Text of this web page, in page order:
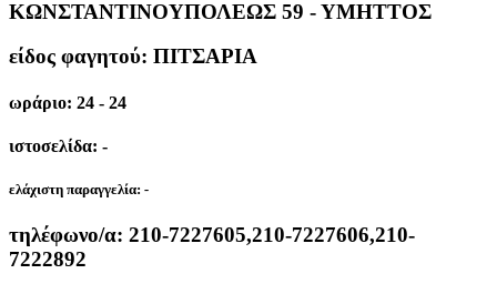
ΚΩΝΣΤΑΝΤΙΝΟΥΠΟΛΕΩΣ 59 - ΥΜΗΤΤΟΣ
είδος φαγητού: ΠΙΤΣΑΡΙΑ
ωράριο: 24 - 24
ιστοσελίδα: -
ελάχιστη παραγγελία: -
τηλέφωνο/α: 210-7227605,210-7227606,210-
7222892